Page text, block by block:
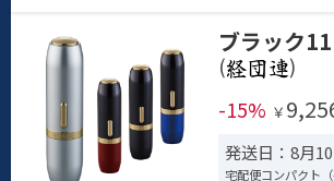
ブラック
(
)
-15% ￥
発送日：8月
宅配便コンパクト（